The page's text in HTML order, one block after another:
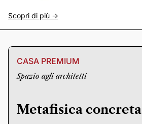
Scopri di più ->
CASA PREMIUM
Spazio agli architetti
Metafisica concreta